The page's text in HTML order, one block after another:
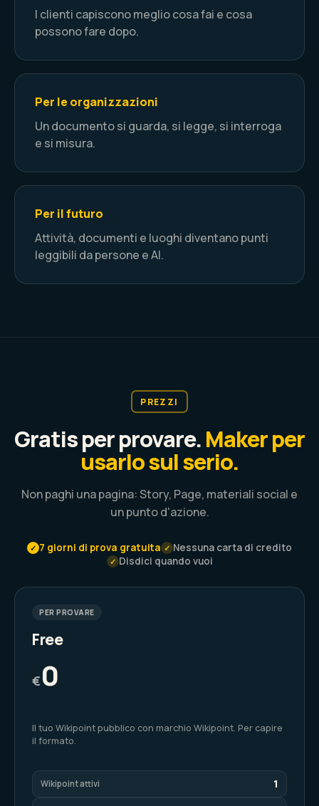
I clienti capiscono meglio cosa fai e cosa
possono fare dopo.
Per le organizzazioni
Un documento si guarda, si legge, si interroga
e si misura.
Per il futuro
Attività, documenti e luoghi diventano punti
leggibili da persone e AI.
PREZZI
Gratis per provare.Maker per
usarlo sul serio.
Non paghi una pagina: Story, Page, materiali social e
un punto d'azione.
✓ 7 giorni di prova gratuita ✓ Nessuna carta di credito
✓ Disdici quando vuoi
PER PROVARE
Free
€0
Il tuo Wikipoint pubblico con marchio Wikipoint. Per capire
il formato.
Wikipoint attivi 1